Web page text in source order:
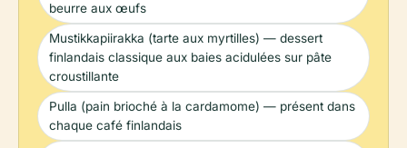
beurre aux œufs
Mustikkapiirakka (tarte aux myrtilles) — dessert
finlandais classique aux baies acidulées sur pâte
croustillante
Pulla (pain brioché à la cardamome) — présent dans
chaque café finlandais